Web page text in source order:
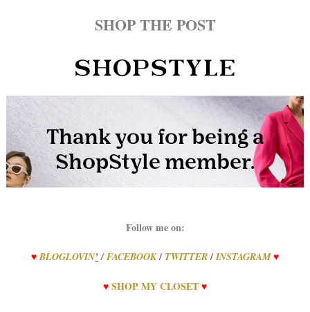
SHOP THE POST
Follow me on:
♥ BLOGLOVIN’/FACEBOOK / TWITTER / INSTAGRAM ♥
♥SHOPMYCLOSET♥